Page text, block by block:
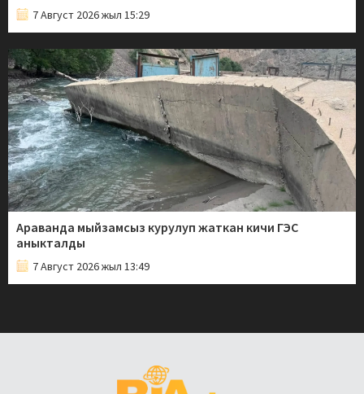
7 Август 2026 жыл 15:29
Араванда мыйзамсыз курулуп жаткан кичи ГЭС
аныкталды
7 Август 2026 жыл 13:49